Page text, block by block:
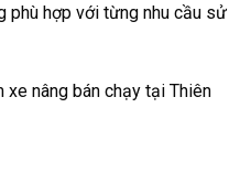
phù hợp với từng nhu cầu sử
nâng bán chạy tại Thiên